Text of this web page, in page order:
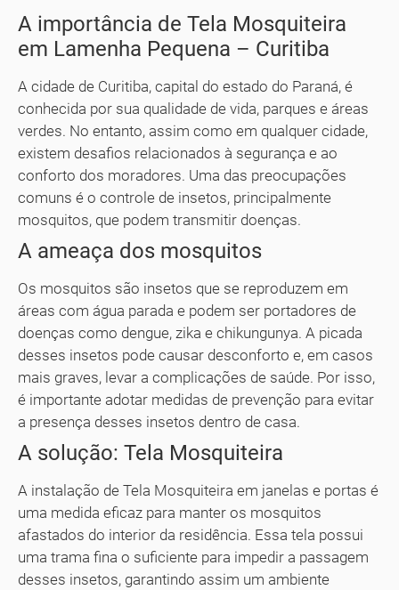
A importância de Tela Mosquiteira
em Lamenha Pequena – Curitiba
A cidade de Curitiba, capital do estado do Paraná, é
conhecida por sua qualidade de vida, parques e áreas
verdes. No entanto, assim como em qualquer cidade,
existem desafios relacionados à segurança e ao
conforto dos moradores. Uma das preocupações
comuns é o controle de insetos, principalmente
mosquitos, que podem transmitir doenças.
A ameaça dos mosquitos
Os mosquitos são insetos que se reproduzem em
áreas com água parada e podem ser portadores de
doenças como dengue, zika e chikungunya. A picada
desses insetos pode causar desconforto e, em casos
mais graves, levar a complicações de saúde. Por isso,
é importante adotar medidas de prevenção para evitar
a presença desses insetos dentro de casa.
A solução: Tela Mosquiteira
A instalação de Tela Mosquiteira em janelas e portas é
uma medida eficaz para manter os mosquitos
afastados do interior da residência. Essa tela possui
uma trama fina o suficiente para impedir a passagem
desses insetos, garantindo assim um ambiente